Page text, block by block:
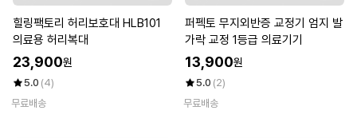
힐링팩토리 허리보호대 HLB101
의료용 허리복대
23,900원
5.0 (4)
무료배송
퍼펙토 무지외반증 교정기 엄지 발
가락 교정 1등급 의료기기
13,900원
5.0 (2)
무료배송